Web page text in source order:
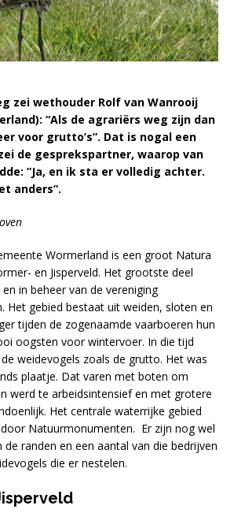
zei wethouder Rolf van Wanrooij
“Als de agrariërs weg zijn dan
voor grutto’s”. Dat is nogal een
de gesprekspartner, waarop van
”Ja, en ik sta er volledig achter.
anders”.
Wormerland is een groot Natura
en Jisperveld. Het grootste deel
in beheer van de vereniging
Het gebied bestaat uit weiden, sloten en
tijden de zogenaamde vaarboeren hun
oogsten voor wintervoer. In die tijd
weidevogels zoals de grutto. Het was
plaatje. Dat varen met boten om
werd te arbeidsintensief en met grotere
Het centrale waterrijke gebied
Natuurmonumenten. Er zijn nog wel
randen en een aantal van die bedrijven
die er nestelen.